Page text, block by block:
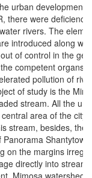
urban development
there were
rivers. The
introduced along
of control in the
competent organs,
pollution of
of study is the
stream. All the
area of the city
stream, besides,
on the margins
directly into streams
Mimosa watershed